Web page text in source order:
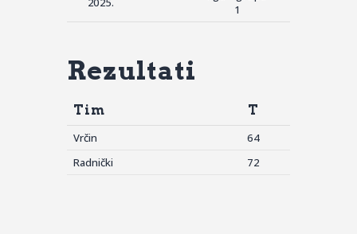
1
Rezultati
Tim T
Vrčin
64
Radnički
72